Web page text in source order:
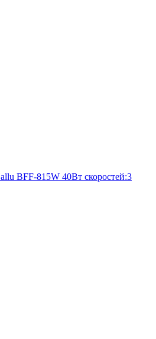
BFF-815W 40Вт скоростей:3